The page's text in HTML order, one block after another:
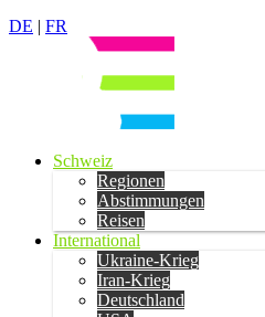
DE | FR
Schweiz
Regionen
Abstimmungen
Reisen
International
Ukraine-Krieg
Iran-Krieg
Deutschland